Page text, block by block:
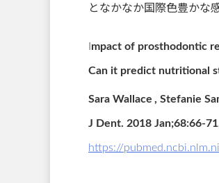
となかなか国際色豊かな
mpact of prosthodontic
Can it predict nutritional
Sara Wallace , Stefanie
J Dent. 2018 Jan;68:66-
https://